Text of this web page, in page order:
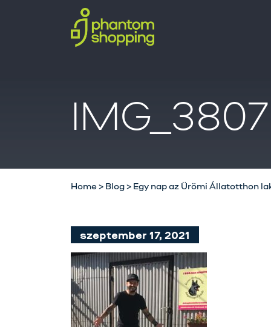
IMG_3807
Home> Blog> Egy nap az Ürömi Állatotthon
szeptember 17, 2021